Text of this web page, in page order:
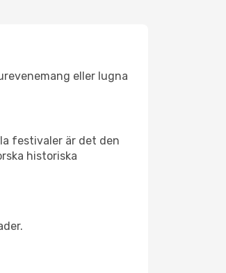
eller lugna
festivaler är det den
historiska